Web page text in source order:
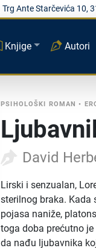
Trg Ante Starčevića 10,
Knjige Autori
PSIHOLOŠKI ROMAN •
David
Lirski i senzualan,
sterilnog braka. Kada
pojasa naniže,
toga doba prećutno
da nađu ljubavnika